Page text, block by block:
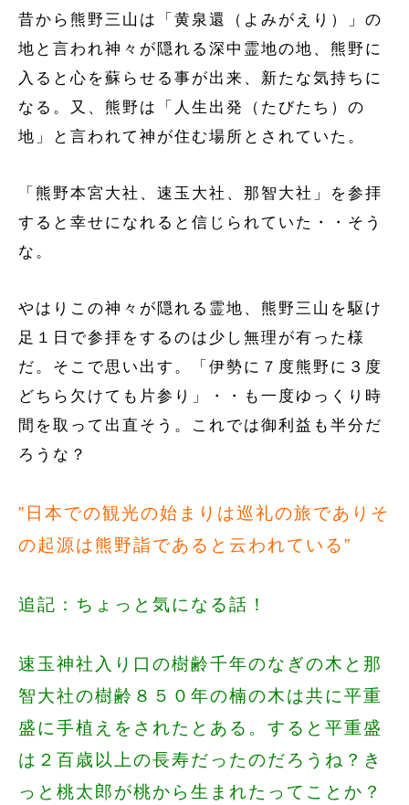
昔から熊野三山は「黄泉還（よみがえり）」の
地と言われ神々が隠れる深中霊地の地、熊野に
入ると心を蘇らせる事が出来、新たな気持ちに
なる。又、熊野は「人生出発（たびたち）の
地」と言われて神が住む場所とされていた。
「熊野本宮大社、速玉大社、那智大社」を参拝
すると幸せになれると信じられていた・・そう
な。
やはりこの神々が隠れる霊地、熊野三山を駆け
足１日で参拝をするのは少し無理が有った様
だ。そこで思い出す。「伊勢に７度熊野に３度
どちら欠けても片参り」・・も一度ゆっくり時
間を取って出直そう。これでは御利益も半分だ
ろうな？
”日本での観光の始まりは巡礼の旅でありそ
の起源は熊野詣であると云われている”
追記：ちょっと気になる話！
速玉神社入り口の樹齢千年のなぎの木と那
智大社の樹齢８５０年の楠の木は共に平重
盛に手植えをされたとある。すると平重盛
は２百歳以上の長寿だったのだろうね？き
っと桃太郎が桃から生まれたってことか？